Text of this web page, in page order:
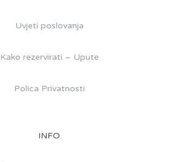
Uvjeti poslovanja
Kako rezervirati – Upute
Polica Privatnosti
INFO